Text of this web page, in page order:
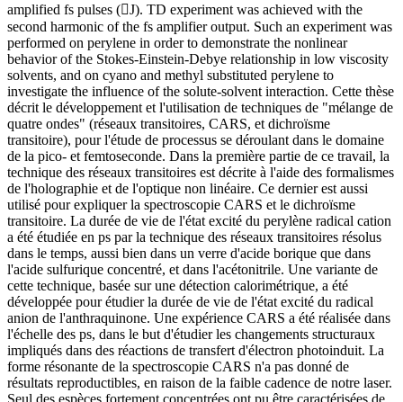
amplified fs pulses (J). TD experiment was achieved with the
second harmonic of the fs amplifier output. Such an experiment was
performed on perylene in order to demonstrate the nonlinear
behavior of the Stokes-Einstein-Debye relationship in low viscosity
solvents, and on cyano and methyl substituted perylene to
investigate the influence of the solute-solvent interaction. Cette thèse
décrit le développement et l'utilisation de techniques de "mélange de
quatre ondes" (réseaux transitoires, CARS, et dichroïsme
transitoire), pour l'étude de processus se déroulant dans le domaine
de la pico- et femtoseconde. Dans la première partie de ce travail, la
technique des réseaux transitoires est décrite à l'aide des formalismes
de l'holographie et de l'optique non linéaire. Ce dernier est aussi
utilisé pour expliquer la spectroscopie CARS et le dichroïsme
transitoire. La durée de vie de l'état excité du perylène radical cation
a été étudiée en ps par la technique des réseaux transitoires résolus
dans le temps, aussi bien dans un verre d'acide borique que dans
l'acide sulfurique concentré, et dans l'acétonitrile. Une variante de
cette technique, basée sur une détection calorimétrique, a été
développée pour étudier la durée de vie de l'état excité du radical
anion de l'anthraquinone. Une expérience CARS a été réalisée dans
l'échelle des ps, dans le but d'étudier les changements structuraux
impliqués dans des réactions de transfert d'électron photoinduit. La
forme résonante de la spectroscopie CARS n'a pas donné de
résultats reproductibles, en raison de la faible cadence de notre laser.